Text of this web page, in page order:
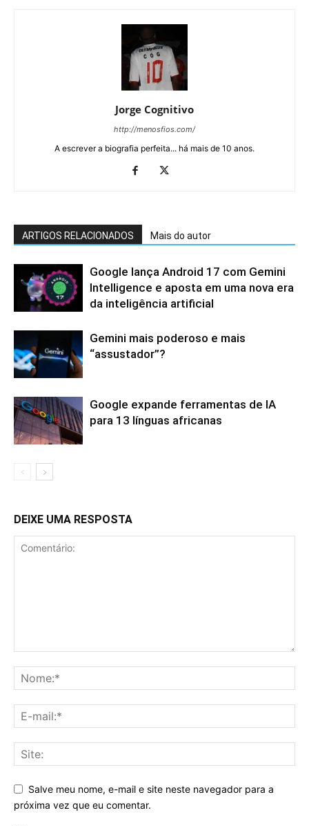
Jorge Cognitivo
http://menosfios.com/
A escrever a biografia perfeita... há mais de 10 anos.
ARTIGOS RELACIONADOS Mais do autor
Google lança Android 17 com Gemini
Intelligence e aposta em uma nova era
da inteligência artificial
Gemini mais poderoso e mais
“assustador”?
Google expande ferramentas de IA
para 13 línguas africanas
DEIXE UMA RESPOSTA
Salve meu nome, e-mail e site neste navegador para a
próxima vez que eu comentar.